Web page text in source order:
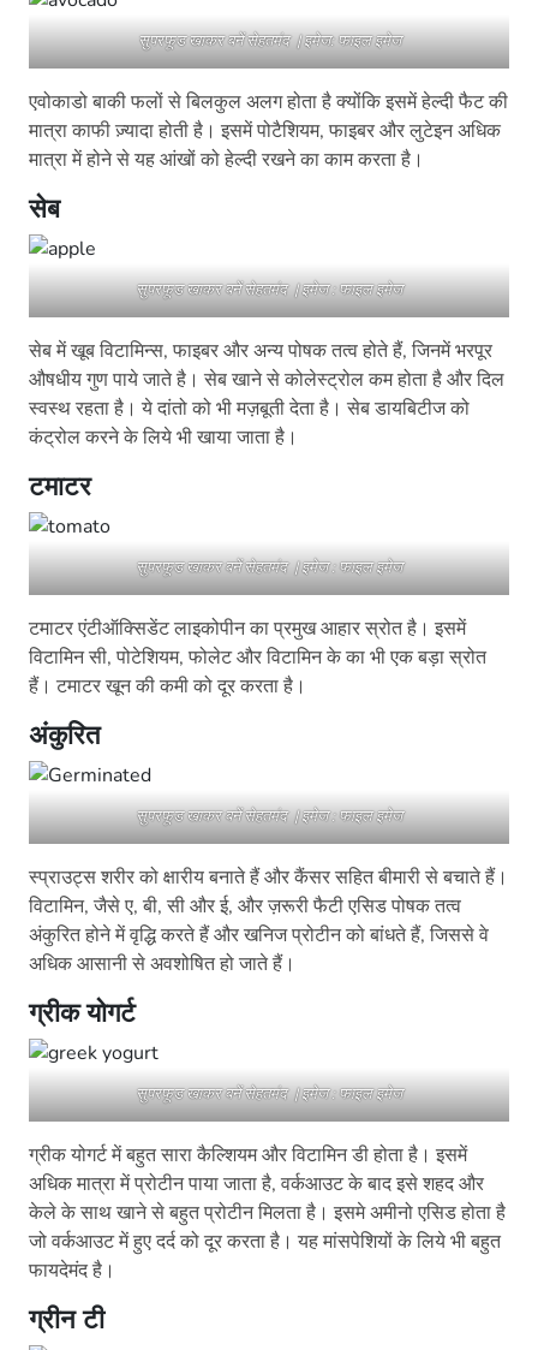
सुपरफूड खाकर बनें सेहतमंद | इमेज: फाइल इमेज
एवोकाडो बाकी फलों से बिलकुल अलग होता है क्योंकि इसमें हेल्दी फैट की
मात्रा काफी ज़्यादा होती है। इसमें पोटैशियम, फाइबर और लुटेइन अधिक
मात्रा में होने से यह आंखों को हेल्दी रखने का काम करता है।
सेब
सुपरफूड खाकर बनें सेहतमंद | इमेज : फाइल इमेज
सेब में खूब विटामिन्स, फाइबर और अन्य पोषक तत्व होते हैं, जिनमें भरपूर
औषधीय गुण पाये जाते है। सेब खाने से कोलेस्ट्रोल कम होता है और दिल
स्वस्थ रहता है। ये दांतो को भी मज़बूती देता है। सेब डायबिटीज को
कंट्रोल करने के लिये भी खाया जाता है।
टमाटर
सुपरफूड खाकर बनें सेहतमंद | इमेज : फाइल इमेज
टमाटर एंटीऑक्सिडेंट लाइकोपीन का प्रमुख आहार स्रोत है। इसमें
विटामिन सी, पोटेशियम, फोलेट और विटामिन के का भी एक बड़ा स्रोत
हैं। टमाटर खून की कमी को दूर करता है।
अंकुरित
सुपरफूड खाकर बनें सेहतमंद | इमेज : फाइल इमेज
स्प्राउट्स शरीर को क्षारीय बनाते हैं और कैंसर सहित बीमारी से बचाते हैं।
विटामिन, जैसे ए, बी, सी और ई, और ज़रूरी फैटी एसिड पोषक तत्व
अंकुरित होने में वृद्धि करते हैं और खनिज प्रोटीन को बांधते हैं, जिससे वे
अधिक आसानी से अवशोषित हो जाते हैं।
ग्रीक योगर्ट
सुपरफूड खाकर बनें सेहतमंद | इमेज : फाइल इमेज
ग्रीक योगर्ट में बहुत सारा कैल्शियम और विटामिन डी होता है। इसमें
अधिक मात्रा में प्रोटीन पाया जाता है, वर्कआउट के बाद इसे शहद और
केले के साथ खाने से बहुत प्रोटीन मिलता है। इसमे अमीनो एसिड होता है
जो वर्कआउट में हुए दर्द को दूर करता है। यह मांसपेशियों के लिये भी बहुत
फायदेमंद है।
ग्रीन टी